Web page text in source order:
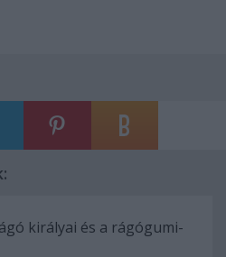
királyai és a rágógumi-